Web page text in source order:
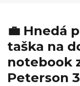
💼 Hnedá
taška na
notebook
Peterson